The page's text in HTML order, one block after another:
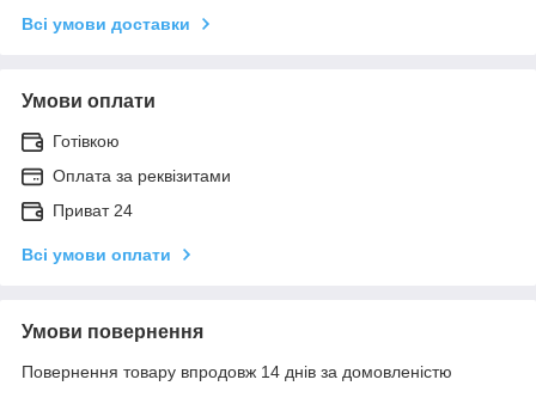
Всі умови доставки
Умови оплати
Готівкою
Оплата за реквізитами
Приват 24
Всі умови оплати
Умови повернення
Повернення товару впродовж 14 днів за домовленістю